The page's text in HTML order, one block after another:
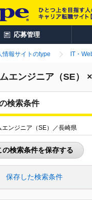
応募管理
情報サイトのtype IT・
エンジニア（SE）
検索条件
エンジニア（SE）／長崎県
の検索条件を保存する
保存した検索条件